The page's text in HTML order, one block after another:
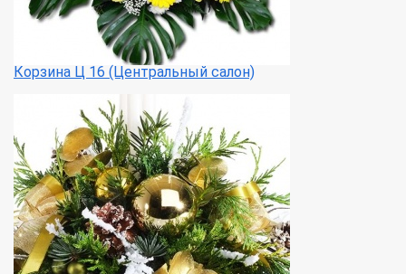
Корзина Ц 16 (Центральный салон)